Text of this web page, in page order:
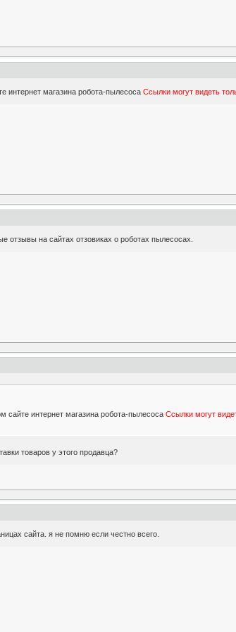
интернет магазина робота-пылесосаСсылки могут видеть
отзывы на сайтах отзовиках о роботах пылесосах.
сайте интернет магазина робота-пылесоса Ссылки могут
товаров у этого продавца?
сайта. я не помню если честно всего.